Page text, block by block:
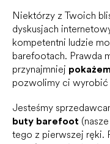
Niektórzy z Twoich
dyskusjach
kompetentni ludzie
barefootach. Prawda
przynajmniej
pozwolimy ci wyrobić
Jesteśmy
buty barefoot
tego z pierwszej ręki.